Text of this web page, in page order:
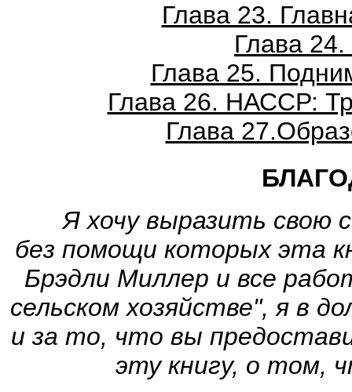
Глава 23.
Глава
Глава 25.
Глава 26. НАССР:
Глава
Я хочу выразить свою
без помощи которых эта
Брэдли Миллер и все
сельском хозяйстве", я в
и за то, что вы
эту книгу, о том,